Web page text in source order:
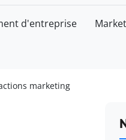
d'entreprise
marketing